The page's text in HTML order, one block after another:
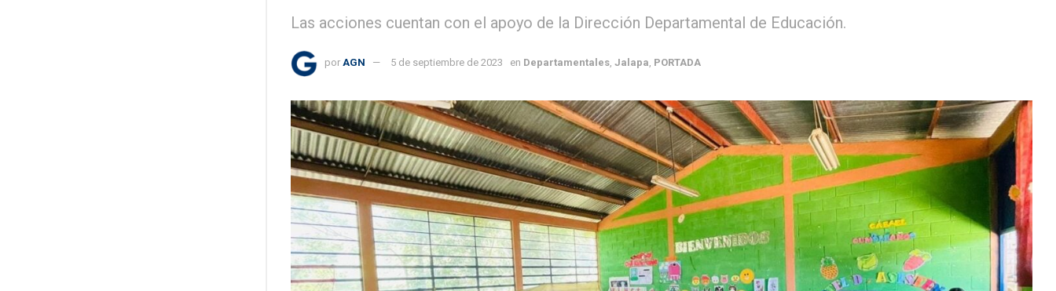
Las acciones cuentan con el apoyo de la Dirección Departamental de Educación.
por AGN 5 de septiembre de 2023 en Departamentales, Jalapa, PORTADA